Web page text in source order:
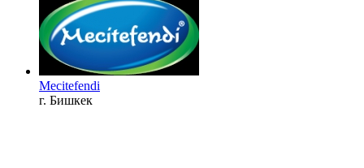
Mecitefendi
г. Бишкек